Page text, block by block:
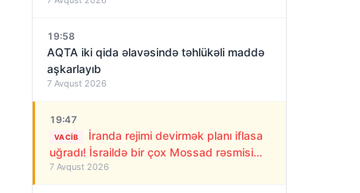
19:58
AQTA iki qida əlavəsində təhlükəli maddə
aşkarlayıb
7 Avqust 2026
19:47
VACIB
İranda rejimi devirmək planı iflasa
uğradı! İsraildə bir çox Mossad rəsmisi
işdən çıxarıldı
7 Avqust 2026